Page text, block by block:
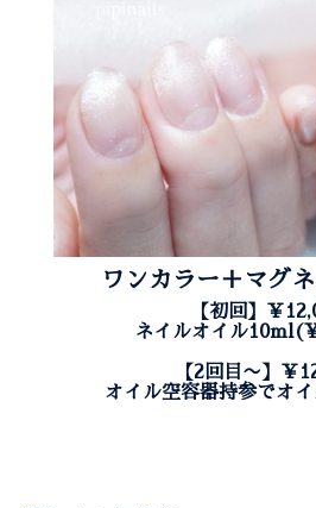
ワンカラー＋マグ
【初回】￥
ネイルオイル
【2回目〜】￥
オイル空容器持参でオ